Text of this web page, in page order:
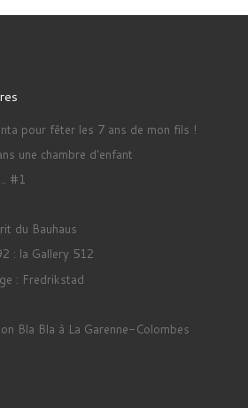
pour fêter les 7 ans de mon fils !
une chambre d'enfant
#1
du Bauhaus
: la Gallery 512
: Fredrikstad
Bla Bla à La Garenne-Colombes